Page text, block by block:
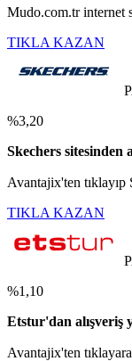
Mudo.com.tr internet
TIKLA KAZAN
%3,20
Skechers
Avantajix'ten
TIKLA KAZAN
%1,10
Etstur'dan alışveriş
Avantajix'ten